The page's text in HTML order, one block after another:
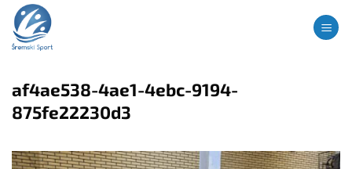
treści
Przewiń
do
zawartości
af4ae538-4ae1-4ebc-9194-
875fe22230d3